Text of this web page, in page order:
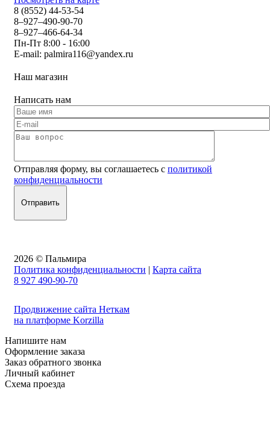
8 (8552) 44-53-54
8–927–490-90-70
8–927–466-64-34
Пн-Пт 8:00 - 16:00
E-mail: palmira116@yandex.ru
Наш магазин
Написать нам
Отправляя форму, вы соглашаетесь с политикой
конфиденциальности
2026 © Пальмира
Политика конфиденциальности | Карта сайта
8 927 490-90-70
Продвижение сайта Неткам
на платформе Korzilla
Напишите нам
Оформление заказа
Заказ обратного звонка
Личный кабинет
Схема проезда